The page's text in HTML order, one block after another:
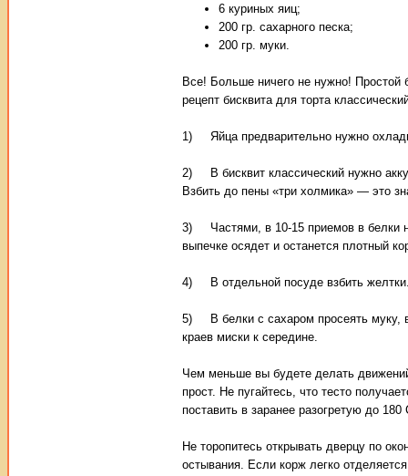
6 куриных яиц;
200 гр. сахарного песка;
200 гр. муки.
Все! Больше ничего не нужно! Простой
рецепт бисквита для торта
1) Яйца предварительно нужно
2) В бисквит классический нужно
Взбить до пены «три холмика» — это
3) Частями, в 10-15 приемов в белки
выпечке осядет и останется плотный
4) В отдельной посуде взбить
5) В белки с сахаром просеять муку,
краев миски к середине.
Чем меньше вы будете делать
прост. Не пугайтесь, что тесто
поставить в заранее разогретую до
Не торопитесь открывать дверцу по
остывания. Если корж легко